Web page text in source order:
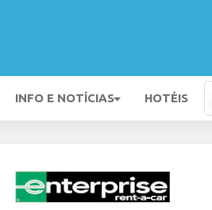
INFO E NOTÍCIAS HOTÉIS